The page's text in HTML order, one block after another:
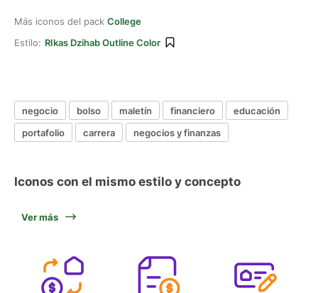
Más iconos del pack College
Estilo: RIkas Dzihab Outline Color
negocio bolso maletín financiero
educación
portafolio
carrera negocios y finanzas
Iconos con el mismo estilo y concepto
Ver más